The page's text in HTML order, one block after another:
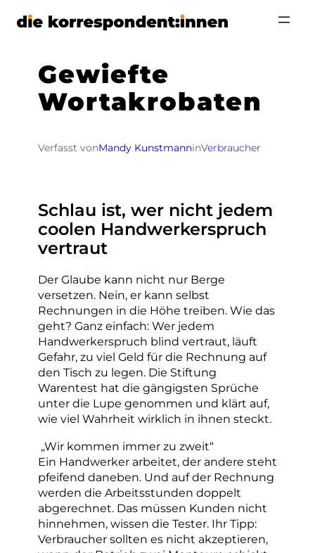
Zum
Gewiefte
Wortakrobaten
Verfasst vonMandy KunstmanninVerbraucher
Schlau ist, wer nicht jedem
coolen Handwerkerspruch
vertraut
Der Glaube kann nicht nur Berge
versetzen. Nein, er kann selbst
Rechnungen in die Höhe treiben. Wie das
geht? Ganz einfach: Wer jedem
Handwerkerspruch blind vertraut, läuft
Gefahr, zu viel Geld für die Rechnung auf
den Tisch zu legen. Die Stiftung
Warentest hat die gängigsten Sprüche
unter die Lupe genommen und klärt auf,
wie viel Wahrheit wirklich in ihnen steckt.
„Wir kommen immer zu zweit“
Ein Handwerker arbeitet, der andere steht
pfeifend daneben. Und auf der Rechnung
werden die Arbeitsstunden doppelt
abgerechnet. Das müssen Kunden nicht
hinnehmen, wissen die Tester. Ihr Tipp:
Verbraucher sollten es nicht akzeptieren,